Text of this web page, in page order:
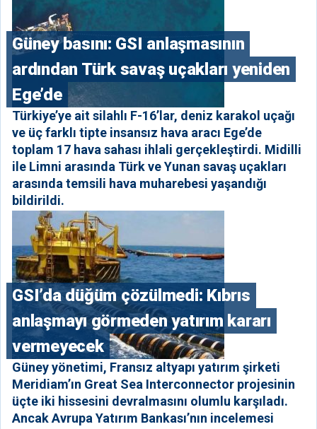
Güney basını: ⁠GSI anlaşmasının
ardından Türk savaş uçakları yeniden
Ege’de
Türkiye’ye ait silahlı F-16’lar, deniz karakol uçağı
ve üç farklı tipte insansız hava aracı Ege’de
toplam 17 hava sahası ihlali gerçekleştirdi. Midilli
ile Limni arasında Türk ve Yunan savaş uçakları
arasında temsili hava muharebesi yaşandığı
bildirildi.
GSI’da düğüm çözülmedi: Kıbrıs
anlaşmayı görmeden yatırım kararı
vermeyecek
Güney yönetimi, Fransız altyapı yatırım şirketi
Meridiam’ın Great Sea Interconnector projesinin
üçte iki hissesini devralmasını olumlu karşıladı.
Ancak Avrupa Yatırım Bankası’nın incelemesi